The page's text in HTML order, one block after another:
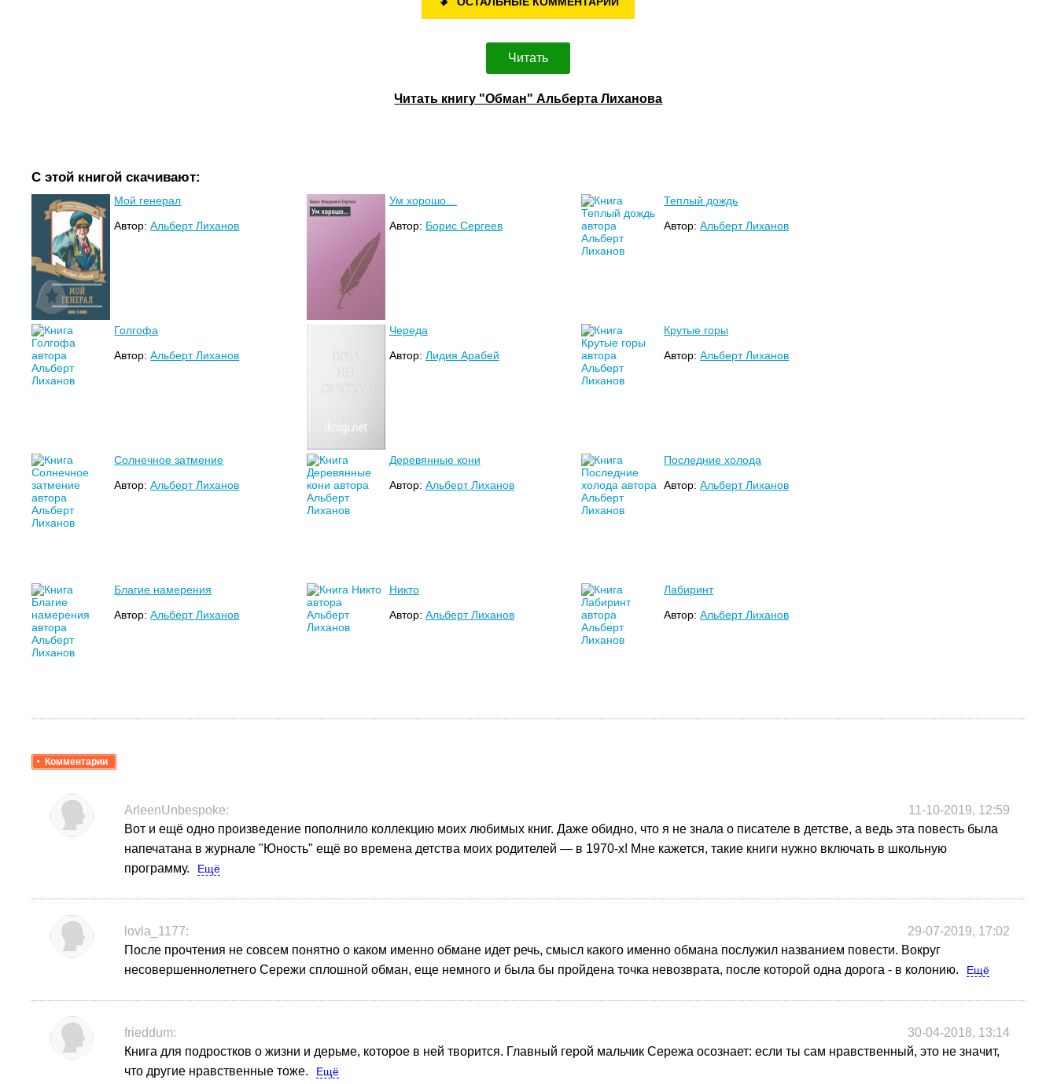
Читать
Читать книгу "Обман" Альберта Лиханова
С этой книгой скачивают:
Мой генерал
Автор:Альберт Лиханов
Ум хорошо…
Автор: Борис Сергеев
Теплый дождь
Автор:Альберт Лиханов
Голгофа
Автор:Альберт Лиханов
Череда
Автор: Лидия Арабей
Крутые горы
Автор:Альберт Лиханов
Солнечное затмение
Автор:Альберт Лиханов
Деревянные кони
Автор: Альберт Лиханов
Последние холода
Автор:Альберт Лиханов
Благие намерения
Автор:Альберт Лиханов
Никто
Автор: Альберт Лиханов
Лабиринт
Автор:Альберт Лиханов
Комментарии
ArleenUnbespoke:
11-10-2019, 12:59
Вот и ещё одно произведение пополнило коллекцию моих любимых книг. Даже обидно, что я не знала о писателе в детстве, а ведь эта повесть была
напечатана в журнале "Юность" ещё во времена детства моих родителей — в 1970-х! Мне кажется, такие книги нужно включать в школьную
программу.
Ещё
lovla_1177:
29-07-2019, 17:02
После прочтения не совсем понятно о каком именно обмане идет речь, смысл какого именно обмана послужил названием повести. Вокруг
несовершеннолетнего Сережи сплошной обман, еще немного и была бы пройдена точка невозврата, после которой одна дорога - в колонию.
Ещё
frieddum:
30-04-2018, 13:14
Книга для подростков о жизни и дерьме, которое в ней творится. Главный герой мальчик Сережа осознает: если ты сам нравственный, это не значит,
что другие нравственные тоже.
Ещё